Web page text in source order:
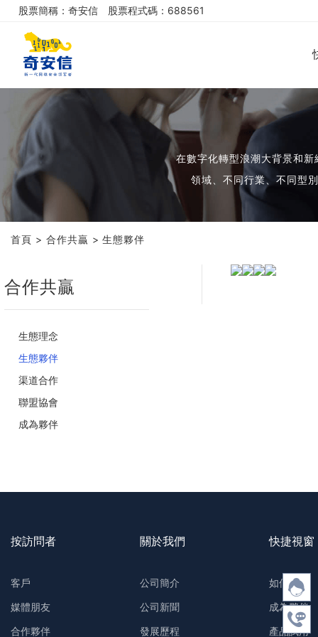
股票簡稱：奇安信 股票程式碼：688561
在數字化轉型浪潮大背景和
領域、不同行業、不同型
首頁 > 合作共贏 > 生態夥伴
合作共贏
生態理念
生態夥伴
渠道合作
聯盟協會
成為夥伴
按訪問者
客戶
媒體朋友
合作夥伴
關於我們
公司簡介
公司新聞
發展歷程
快捷視窗
如何購買
成為夥伴
產品試用